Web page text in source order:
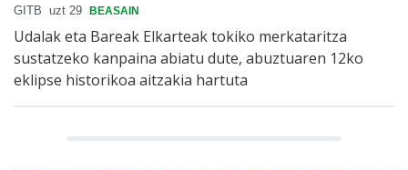
GITB uzt 29 BEASAIN
Udalak eta Bareak Elkarteak tokiko merkataritza
sustatzeko kanpaina abiatu dute, abuztuaren 12ko
eklipse historikoa aitzakia hartuta